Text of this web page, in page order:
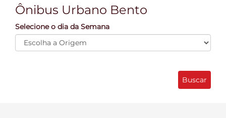
Ônibus Urbano Bento
Selecione o dia da Semana
Buscar